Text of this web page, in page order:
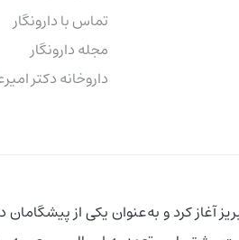
تماس با دارونگار
مجله دارونگار
داروخانه دکتر
از سال 1398 در شهر تبریز آغاز کرد و